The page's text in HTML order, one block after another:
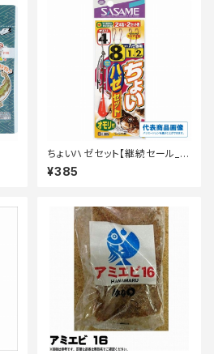
ちょいハゼセット【継続セール_仕
掛】
¥385